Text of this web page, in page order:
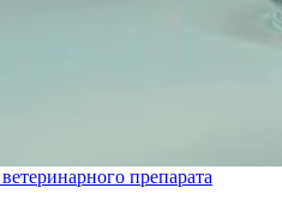
препарата